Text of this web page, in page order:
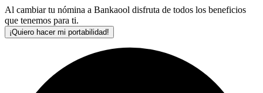
Al cambiar tu nómina a Bankaool disfruta de todos los beneficios
que tenemos para ti.
¡Quiero hacer mi portabilidad!